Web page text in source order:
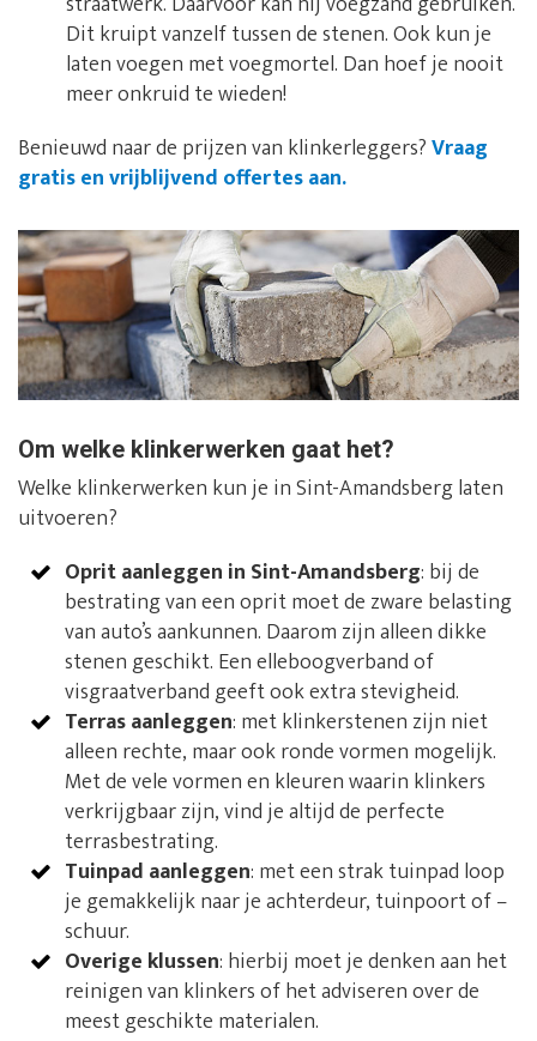
Dit kruipt vanzelf tussen de stenen. Ook kun je
laten voegen met voegmortel. Dan hoef je nooit
meer onkruid te wieden!
Benieuwd naar de prijzen van klinkerleggers?Vraag
gratis en vrijblijvend offertes aan.
Om welke klinkerwerken gaat het?
Welke klinkerwerken kun je in Sint-Amandsberg laten
uitvoeren?
Oprit aanleggen in Sint-Amandsberg: bij de
bestrating van een oprit moet de zware belasting
van auto’s aankunnen. Daarom zijn alleen dikke
stenen geschikt. Een elleboogverband of
visgraatverband geeft ook extra stevigheid.
Terras aanleggen: met klinkerstenen zijn niet
alleen rechte, maar ook ronde vormen mogelijk.
Met de vele vormen en kleuren waarin klinkers
verkrijgbaar zijn, vind je altijd de perfecte
terrasbestrating.
Tuinpad aanleggen: met een strak tuinpad loop
je gemakkelijk naar je achterdeur, tuinpoort of –
schuur.
Overige klussen: hierbij moet je denken aan het
reinigen van klinkers of het adviseren over de
meest geschikte materialen.